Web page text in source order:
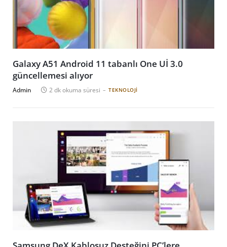
Galaxy A51 Android 11 tabanlı One Uİ 3.0
güncellemesi alıyor
Admin 2 dk okuma süresi TEKNOLOJI